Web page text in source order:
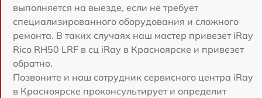
выполняется на выезде, если не требует
специализированного оборудования и сложного
ремонта. В таких случаях наш мастер привезет iRay
Rico RH50 LRF в сц iRay в Красноярске и привезет
обратно.
Позвоните и наш сотрудник сервисного центра iRay
в Красноярске проконсультирует и определит